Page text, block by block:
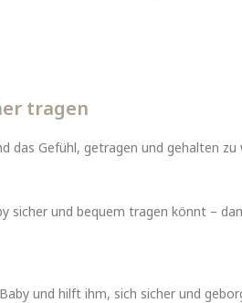
tragen
das Gefühl, getragen und gehalten
sicher und bequem tragen könnt –
und hilft ihm, sich sicher und